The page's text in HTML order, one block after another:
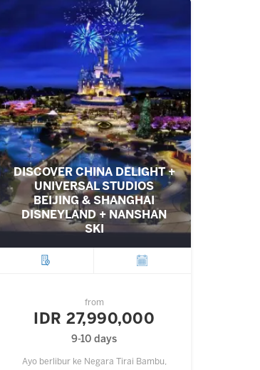
DISCOVER CHINA DELIGHT +
UNIVERSAL STUDIOS
BEIJING & SHANGHAI
DISNEYLAND + NANSHAN
SKI
from
IDR 27,990,000
9-10 days
Ayo berlibur ke Negara Tirai Bambu,